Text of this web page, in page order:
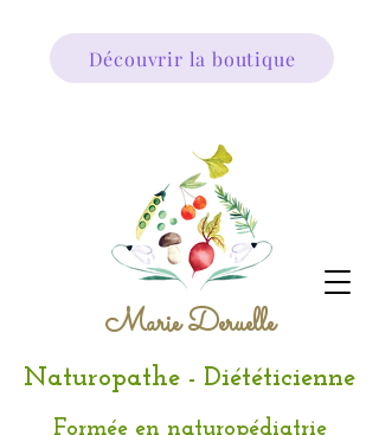
Naturopathe - Diététicienne
Marie Deruelle
Découvrir la boutique
Formée en naturopédiatrie